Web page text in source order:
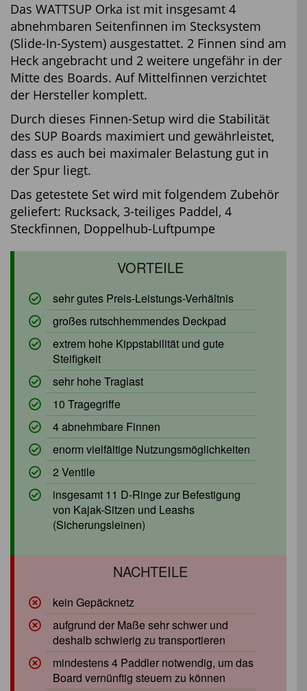
Das WATTSUP Orka ist mit insgesamt 4
abnehmbaren Seitenfinnen im Stecksystem
(Slide-In-System) ausgestattet. 2 Finnen sind am
Heck angebracht und 2 weitere ungefähr in der
Mitte des Boards. Auf Mittelfinnen verzichtet
der Hersteller komplett.
Durch dieses Finnen-Setup wird die Stabilität
des SUP Boards maximiert und gewährleistet,
dass es auch bei maximaler Belastung gut in
der Spur liegt.
Das getestete Set wird mit folgendem Zubehör
geliefert: Rucksack, 3-teiliges Paddel, 4
Steckfinnen, Doppelhub-Luftpumpe
sehr gutes Preis-Leistungs-Verhältnis
großes rutschhemmendes Deckpad
extrem hohe Kippstabilität und gute
Steifigkeit
sehr hohe Traglast
10 Tragegriffe
4 abnehmbare Finnen
enorm vielfältige Nutzungsmöglichkeiten
2 Ventile
insgesamt 11 D-Ringe zur Befestigung
von Kajak-Sitzen und Leashs
(Sicherungsleinen)
kein Gepäcknetz
aufgrund der Maße sehr schwer und
deshalb schwierig zu transportieren
mindestens 4 Paddler notwendig, um das
Board vernünftig steuern zu können